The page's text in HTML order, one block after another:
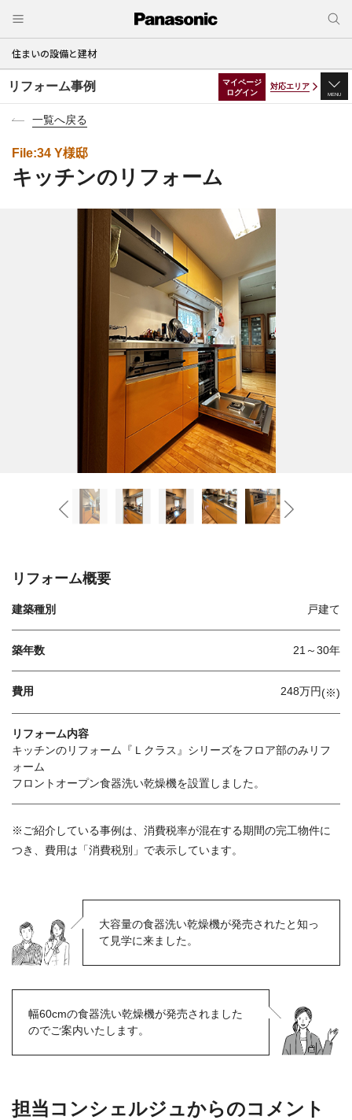
住まいの設備と建材
リフォーム事例
マイページ
ログイン
対応エリア
MENU
一覧へ戻る
File:34 Y様邸
キッチンのリフォーム
リフォーム概要
建築種別 戸建て
築年数 21～30年
費用 248万円(※)
リフォーム内容
キッチンのリフォーム『Ｌクラス』シリーズをフロア部のみリフ
ォーム
フロントオープン食器洗い乾燥機を設置しました。
※ご紹介している事例は、消費税率が混在する期間の完工物件に
つき、費用は「消費税別」で表示しています。
大容量の食器洗い乾燥機が発売されたと知っ
て見学に来ました。
幅60cmの食器洗い乾燥機が発売されました
のでご案内いたします。
担当コンシェルジュからのコメント